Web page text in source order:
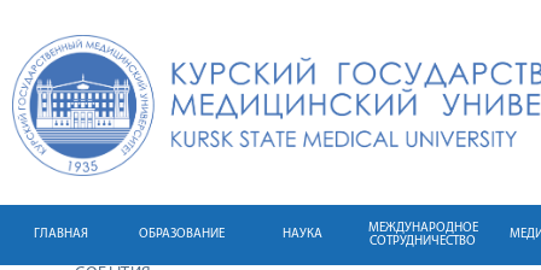
ГЛАВНАЯ ОБРАЗОВАНИЕ НАУКА
МЕЖДУНАРОДНОЕ
СОТРУДНИЧЕСТВО